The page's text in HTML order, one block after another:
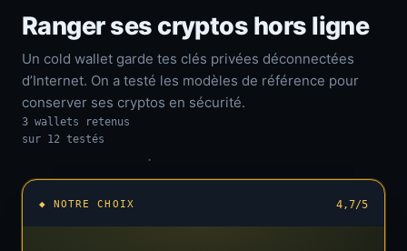
Ranger ses cryptos hors ligne
Un cold wallet garde tes clés privées déconnectées
d’Internet. On a testé les modèles de référence pour
conserver ses cryptos en sécurité.
3 wallets retenus
sur 12 testés
◆ NOTRE CHOIX 4,7/5